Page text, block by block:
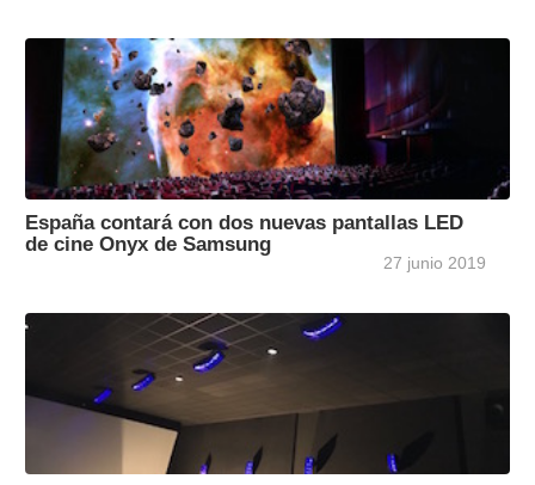
España contará con dos nuevas pantallas LED
de cine Onyx de Samsung
27 junio 2019